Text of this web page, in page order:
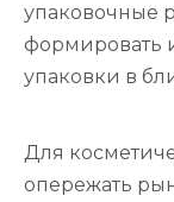
упаковочные
формировать
упаковки в
Для
опережать